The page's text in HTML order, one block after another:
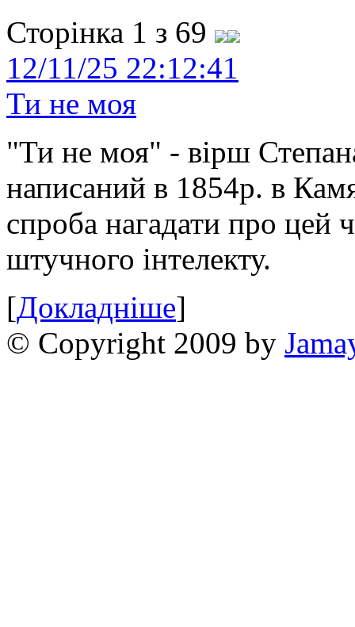
Сторінка 1 з 69
12/11/25 22:12:41
Ти не моя
"Ти не моя" - вірш
написаний в 1854р. в
спроба нагадати про цей
штучного інтелекту.
[Докладніше]
© Copyright 2009 by